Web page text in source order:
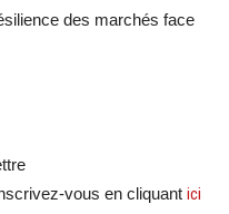
des marchés face
vous en cliquant ici